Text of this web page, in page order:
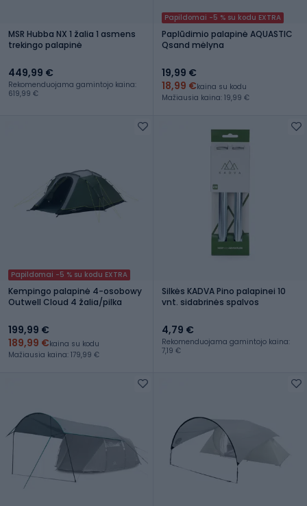
MSR Hubba NX 1 žalia 1 asmens
trekingo palapinė
449,99 €
Rekomenduojama gamintojo kaina:
619,99 €
Papildomai -5 % su kodu EXTRA
Paplūdimio palapinė AQUASTIC
Qsand mėlyna
19,99 €
18,99 €kaina su kodu
Mažiausia kaina: 19,99 €
Papildomai -5 % su kodu EXTRA
Kempingo palapinė 4-osobowy
Outwell Cloud 4 žalia/pilka
199,99 €
189,99 €kaina su kodu
Mažiausia kaina: 179,99 €
Silkės KADVA Pino palapinei 10
vnt. sidabrinės spalvos
4,79 €
Rekomenduojama gamintojo kaina:
7,19 €